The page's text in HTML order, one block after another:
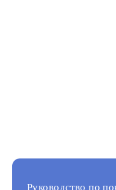
Руководство по